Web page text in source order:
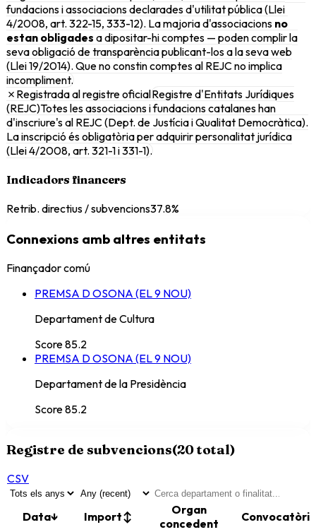
fundacions i associacions declarades d'utilitat pública (Llei
4/2008, art. 322-15, 333-12). La majoria d'associacions no
estan obligades a dipositar-hi comptes — poden complir la
seva obligació de transparència publicant-los a la seva web
(Llei 19/2014). Que no constin comptes al REJC no implica
incompliment.
✗ Registrada al registre oficialRegistre d'Entitats Jurídiques
(REJC)Totes les associacions i fundacions catalanes han
d'inscriure's al REJC (Dept. de Justícia i Qualitat Democràtica).
La inscripció és obligatòria per adquirir personalitat jurídica
(Llei 4/2008, art. 321-1 i 331-1).
Indicadors financers
Retrib. directius / subvencions37.8%
Connexions amb altres entitats
Finançador comú
PREMSA D OSONA (EL 9 NOU)
Departament de Cultura
Score85.2
PREMSA D OSONA (EL 9 NOU)
Departament de la Presidència
Score85.2
Registre de subvencions(20total)
CSV
Data↓ Import↕
Organ
concedent
Convocatòria